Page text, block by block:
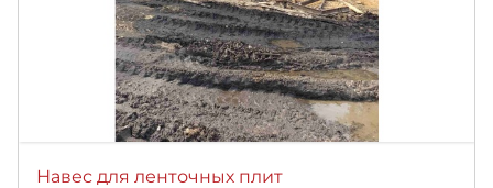
Навес для ленточных плит